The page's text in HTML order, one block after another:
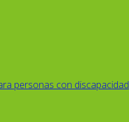
personas con discapacidad